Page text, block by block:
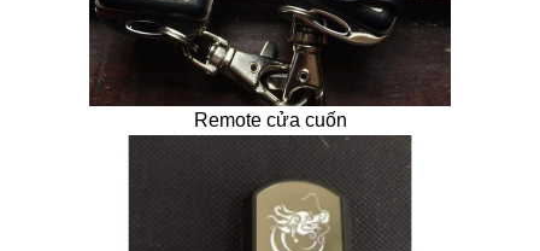
Remote cửa cuốn